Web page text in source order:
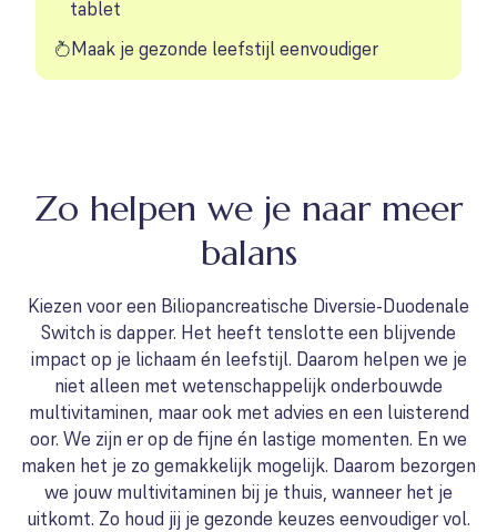
tablet
Maak je gezonde leefstijl eenvoudiger
Zo helpen we je naar meer
balans
Kiezen voor een Biliopancreatische Diversie-Duodenale
Switch is dapper. Het heeft tenslotte een blijvende
impact op je lichaam én leefstijl. Daarom helpen we je
niet alleen met wetenschappelijk onderbouwde
multivitaminen, maar ook met advies en een luisterend
oor. We zijn er op de fijne én lastige momenten. En we
maken het je zo gemakkelijk mogelijk. Daarom bezorgen
we jouw multivitaminen bij je thuis, wanneer het je
uitkomt. Zo houd jij je gezonde keuzes eenvoudiger vol.